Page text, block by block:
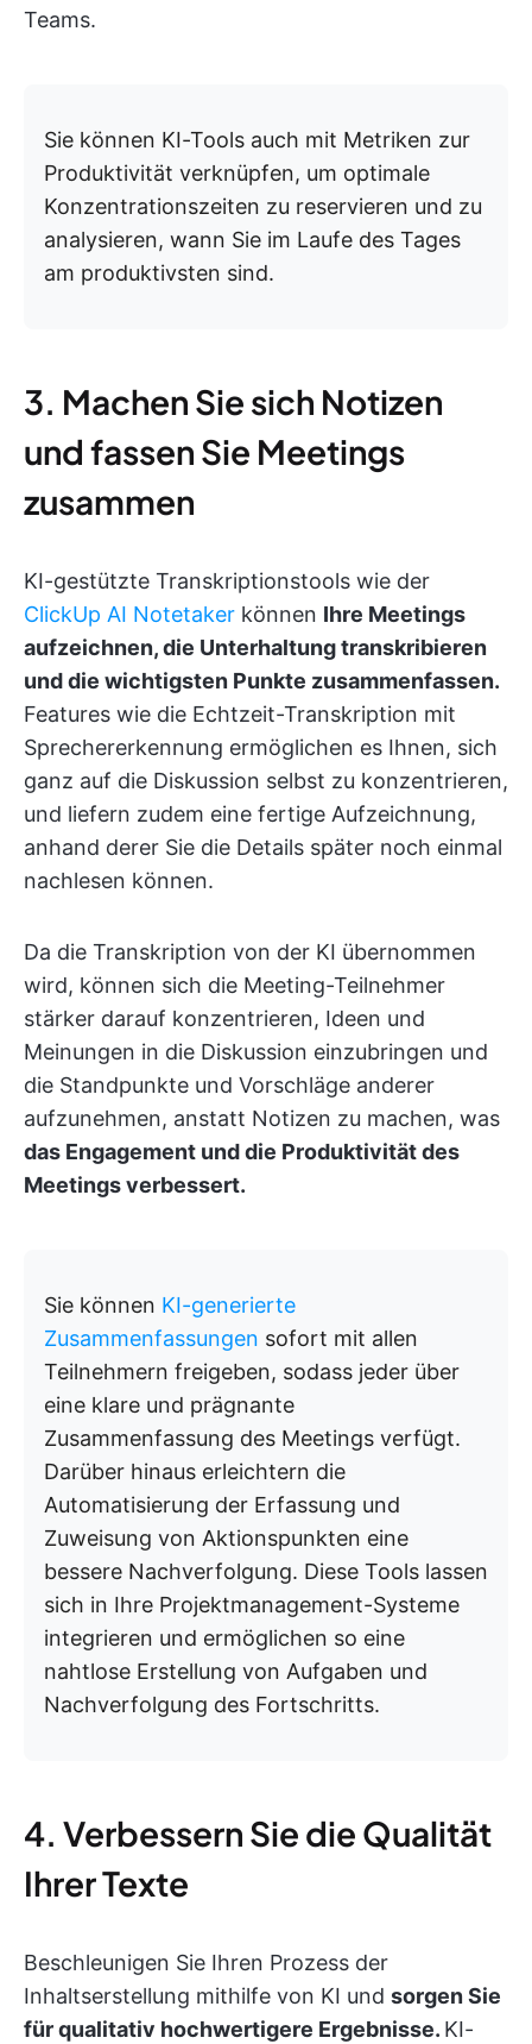
Teams.
Sie können KI-Tools auch mit Metriken zur
Produktivität verknüpfen, um optimale
Konzentrationszeiten zu reservieren und zu
analysieren, wann Sie im Laufe des Tages
am produktivsten sind.
3. Machen Sie sich Notizen
und fassen Sie Meetings
zusammen
KI-gestützte Transkriptionstools wie der
ClickUp AI Notetaker können Ihre Meetings
aufzeichnen, die Unterhaltung transkribieren
und die wichtigsten Punkte zusammenfassen.
Features wie die Echtzeit-Transkription mit
Sprechererkennung ermöglichen es Ihnen, sich
ganz auf die Diskussion selbst zu konzentrieren,
und liefern zudem eine fertige Aufzeichnung,
anhand derer Sie die Details später noch einmal
nachlesen können.
Da die Transkription von der KI übernommen
wird, können sich die Meeting-Teilnehmer
stärker darauf konzentrieren, Ideen und
Meinungen in die Diskussion einzubringen und
die Standpunkte und Vorschläge anderer
aufzunehmen, anstatt Notizen zu machen, was
das Engagement und die Produktivität des
Meetings verbessert.
Sie können KI-generierte
Zusammenfassungen sofort mit allen
Teilnehmern freigeben, sodass jeder über
eine klare und prägnante
Zusammenfassung des Meetings verfügt.
Darüber hinaus erleichtern die
Automatisierung der Erfassung und
Zuweisung von Aktionspunkten eine
bessere Nachverfolgung. Diese Tools lassen
sich in Ihre Projektmanagement-Systeme
integrieren und ermöglichen so eine
nahtlose Erstellung von Aufgaben und
Nachverfolgung des Fortschritts.
4. Verbessern Sie die Qualität
Ihrer Texte
Beschleunigen Sie Ihren Prozess der
Inhaltserstellung mithilfe von KI und sorgen Sie
für qualitativ hochwertigere Ergebnisse. KI-